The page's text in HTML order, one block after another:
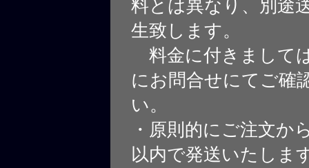
料とは異なり、別途
生致します。
料金に付きまして
にお問合せにてご確
い。
・原則的にご注文か
以内で発送いたしま